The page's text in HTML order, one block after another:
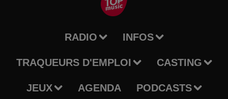
RADIO INFOS
TRAQUEURS D'EMPLOI CASTING
JEUX AGENDA PODCASTS